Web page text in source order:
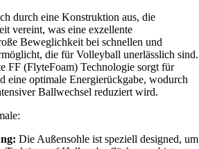
durch eine Konstruktion aus, die
vereint, was eine exzellente
Beweglichkeit bei schnellen und
die für Volleyball unerlässlich sind.
FF (FlyteFoam) Technologie sorgt für
eine optimale Energierückgabe, wodurch
Ballwechsel reduziert wird.
Die Außensohle ist speziell designed, um